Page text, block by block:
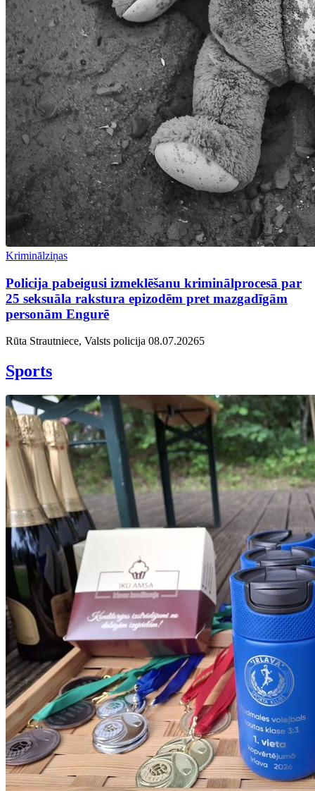
Kriminālziņas
Policija pabeigusi izmeklēšanu kriminālprocesā par
25 seksuāla rakstura epizodēm pret mazgadīgām
personām Engurē
Rūta Strautniece, Valsts policija 08.07.20265
Sports